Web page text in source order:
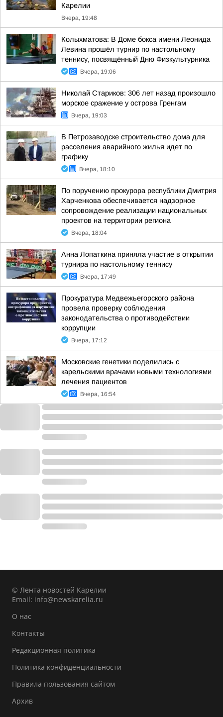
Карелии
Вчера, 19:48
Колыхматова: В Доме бокса имени Леонида
Левина прошёл турнир по настольному
теннису, посвящённый Дню Физкультурника
Вчера, 19:06
Николай Стариков: 306 лет назад произошло
морское сражение у острова Гренгам
Вчера, 19:03
В Петрозаводске строительство дома для
расселения аварийного жилья идет по
графику
Вчера, 18:10
По поручению прокурора республики Дмитрия
Харченкова обеспечивается надзорное
сопровождение реализации национальных
проектов на территории региона
Вчера, 18:04
Анна Лопаткина приняла участие в открытии
турнира по настольному теннису
Вчера, 17:49
Прокуратура Медвежьегорского района
провела проверку соблюдения
законодательства о противодействии
коррупции
Вчера, 17:12
Московские генетики поделились с
карельскими врачами новыми технологиями
лечения пациентов
Вчера, 16:54
© Лента новостей Карелии
Email: info@newskarelia.ru
О нас
Контакты
Редакционная политика
Политика конфиденциальности
Правила пользования сайтом
Архив